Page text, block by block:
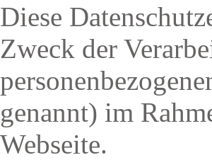
Diese
Zweck der
genannt) im
Webseite.